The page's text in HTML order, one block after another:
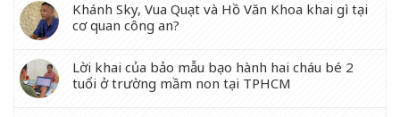
Khánh Sky, Vua Quạt và Hồ Văn Khoa khai gì tại
cơ quan công an?
Lời khai của bảo mẫu bạo hành hai cháu bé 2
tuổi ở trường mầm non tại TPHCM